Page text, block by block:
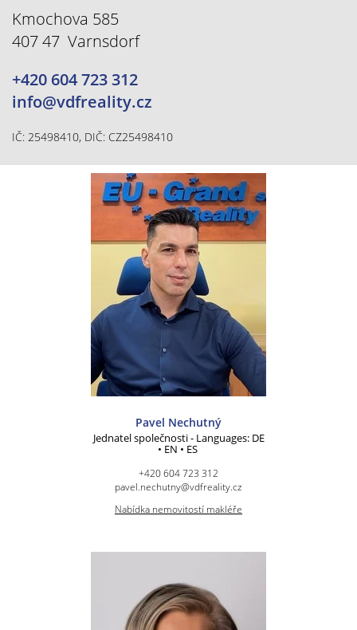
Kmochova 585
407 47 Varnsdorf
+420 604 723 312
info@vdfreality.cz
IČ: 25498410, DIČ: CZ25498410
Pavel Nechutný
Jednatel společnosti - Languages: DE
• EN • ES
+420 604 723 312
pavel.nechutny@vdfreality.cz
Nabídka nemovitostí makléře